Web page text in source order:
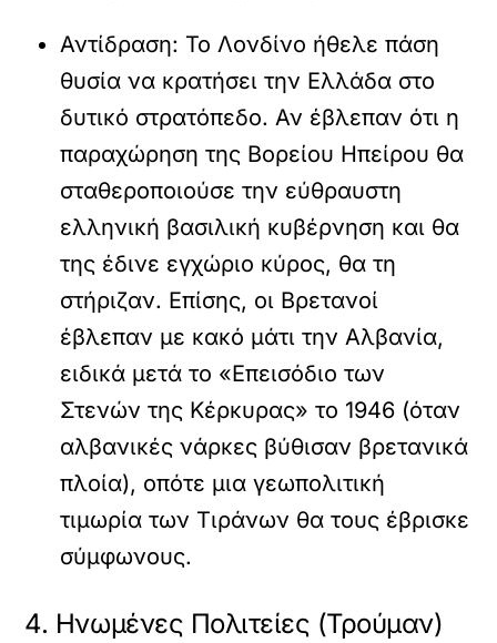
Αντίδραση: Το Λονδίνο ήθελε πάση
θυσία να κρατήσει την Ελλάδα στο
δυτικό στρατόπεδο. Αν έβλεπαν ότι η
παραχώρηση της Βορείου Ηπείρου θα
σταθεροποιούσε την εύθραυστη
ελληνική βασιλική κυβέρνηση και θα
της έδινε εγχώριο κύρος, θα τη
στήριζαν. Επίσης, οι Βρετανοί
έβλεπαν με κακό μάτι την Αλβανία,
ειδικά μετά το «Επεισόδιο των
Στενών της Κέρκυρας» το 1946 (όταν
αλβανικές νάρκες βύθισαν βρετανικά
πλοία), οπότε μια γεωπολιτική
τιμωρία των Τιράνων θα τους έβρισκε
σύμφωνους.
4. Ηνωμένες Πολιτείες (Τρούμαν)